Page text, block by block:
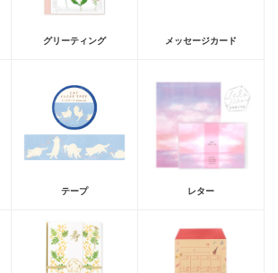
グリーティング メッセージカード
テープ レター